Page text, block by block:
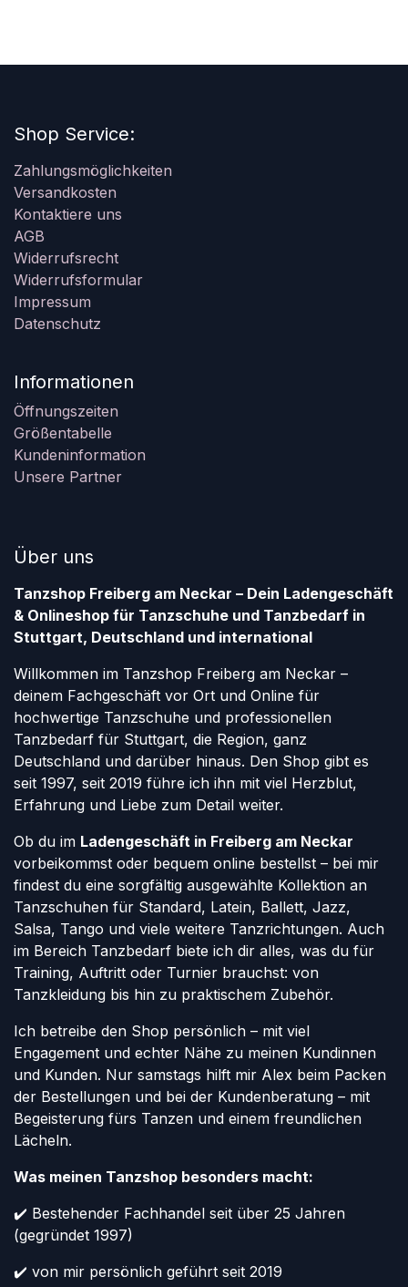
Shop Service:
Zahlungsmöglichkeiten
Versandkosten
Kontaktiere uns
AGB
Widerrufsrecht
Widerrufsformular
Impressum
Datenschutz
Informationen
Öffnungszeiten
Größentabelle
Kundeninformation
Unsere Partner
Über uns
Tanzshop Freiberg am Neckar – Dein Ladengeschäft
& Onlineshop für Tanzschuhe und Tanzbedarf in
Stuttgart, Deutschland und international
Willkommen im Tanzshop Freiberg am Neckar –
deinem Fachgeschäft vor Ort und Online für
hochwertige Tanzschuhe und professionellen
Tanzbedarf für Stuttgart, die Region, ganz
Deutschland und darüber hinaus. Den Shop gibt es
seit 1997, seit 2019 führe ich ihn mit viel Herzblut,
Erfahrung und Liebe zum Detail weiter.
Ob du im Ladengeschäft in Freiberg am Neckar
vorbeikommst oder bequem online bestellst – bei mir
findest du eine sorgfältig ausgewählte Kollektion an
Tanzschuhen für Standard, Latein, Ballett, Jazz,
Salsa, Tango und viele weitere Tanzrichtungen. Auch
im Bereich Tanzbedarf biete ich dir alles, was du für
Training, Auftritt oder Turnier brauchst: von
Tanzkleidung bis hin zu praktischem Zubehör.
Ich betreibe den Shop persönlich – mit viel
Engagement und echter Nähe zu meinen Kundinnen
und Kunden. Nur samstags hilft mir Alex beim Packen
der Bestellungen und bei der Kundenberatung – mit
Begeisterung fürs Tanzen und einem freundlichen
Lächeln.
Was meinen Tanzshop besonders macht:
✔️ Bestehender Fachhandel seit über 25 Jahren
(gegründet 1997)
✔️ von mir persönlich geführt seit 2019